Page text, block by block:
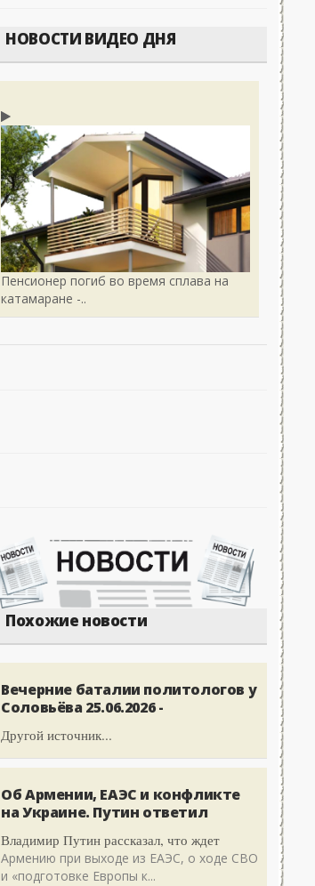
НОВОСТИ ВИДЕО ДНЯ
Пенсионер погиб во время сплава на
катамаране -..
Похожие новости
Вечерние баталии политологов у
Соловьёва 25.06.2026 -
Другой источник...
Об Армении, ЕАЭС и конфликте
на Украине. Путин ответил
Владимир Путин рассказал, что ждет
Армению при выходе из ЕАЭС, о ходе СВО
и «подготовке Европы к...